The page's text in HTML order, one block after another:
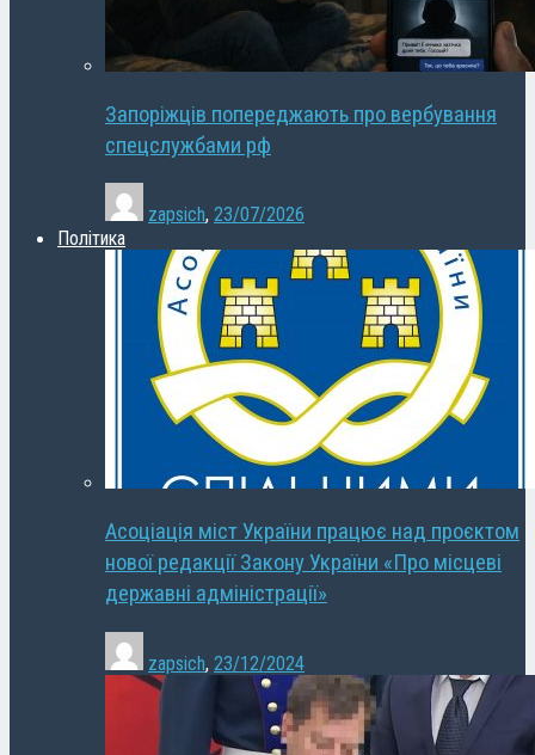
Запоріжців попереджають про вербування
спецслужбами рф
zapsich, 23/07/2026
Політика
Асоціація міст України працює над проєктом
нової редакції Закону України «Про місцеві
державні адміністрації»
zapsich, 23/12/2024